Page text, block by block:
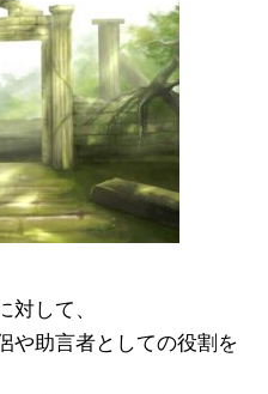
対して、
や助言者としての役割を